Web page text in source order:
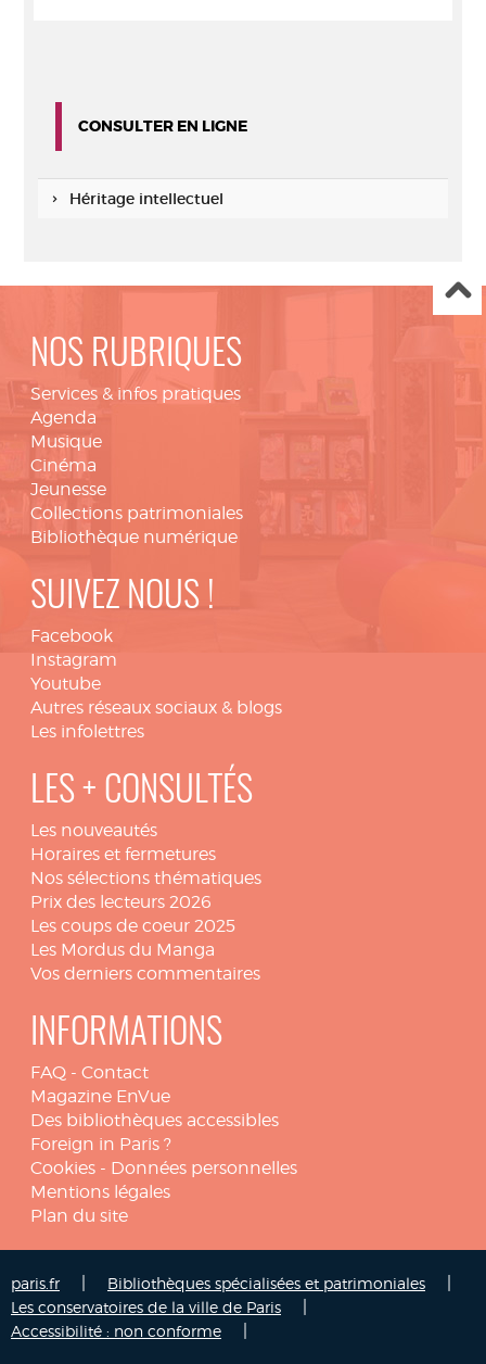
CONSULTER EN LIGNE
Héritage intellectuel
NOS RUBRIQUES
Services & infos pratiques
Agenda
Musique
Cinéma
Jeunesse
Collections patrimoniales
Bibliothèque numérique
SUIVEZ NOUS !
Facebook
Instagram
Youtube
Autres réseaux sociaux & blogs
Les infolettres
LES + CONSULTÉS
Les nouveautés
Horaires et fermetures
Nos sélections thématiques
Prix des lecteurs 2026
Les coups de coeur 2025
Les Mordus du Manga
Vos derniers commentaires
INFORMATIONS
FAQ - Contact
Magazine EnVue
Des bibliothèques accessibles
Foreign in Paris ?
Cookies - Données personnelles
Mentions légales
Plan du site
paris.fr Bibliothèques spécialisées et patrimoniales
Les conservatoires de la ville de Paris
Accessibilité : non conforme